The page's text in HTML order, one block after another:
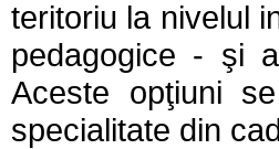
teritoriu la nivelul
pedagogice - şi
Aceste opţiuni
specialitate din